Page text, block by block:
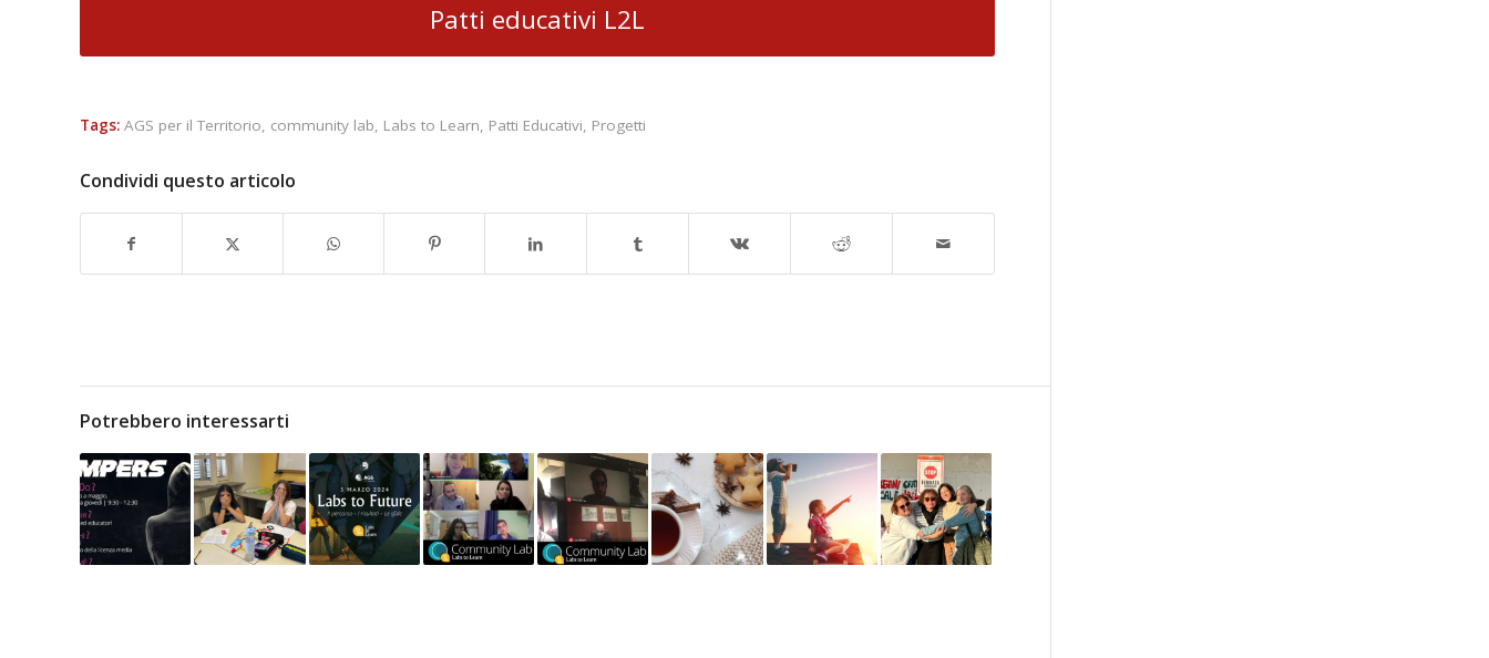
Patti educativi L2L
Tags: AGS per il Territorio, community lab, Labs to Learn, Patti Educativi, Progetti
Condividi questo articolo
Potrebbero interessarti